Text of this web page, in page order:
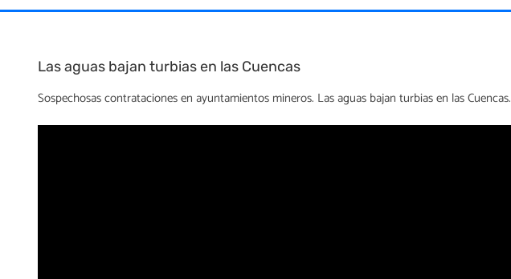
Las aguas bajan turbias en las Cuencas
Sospechosas contrataciones en ayuntamientos mineros. Las aguas bajan turbias en las Cuencas.